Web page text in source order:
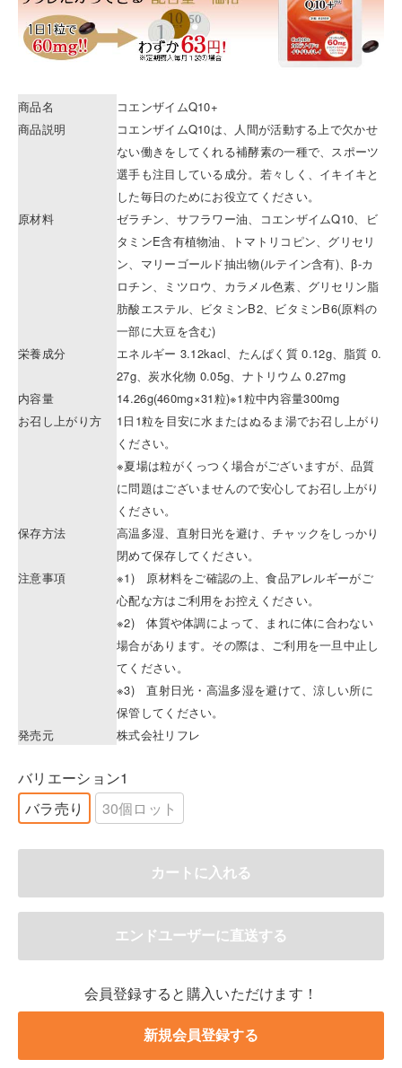
商品名
コエンザイムQ10+
商品説明
コエンザイムQ10は、人間が活動する上で欠かせ
ない働きをしてくれる補酵素の一種で、スポーツ
選手も注目している成分。若々しく、イキイキと
した毎日のためにお役立てください。
原材料
ゼラチン、サフラワー油、コエンザイムQ10、ビ
タミンE含有植物油、トマトリコピン、グリセリ
ン、マリーゴールド抽出物(ルテイン含有)、β-カ
ロチン、ミツロウ、カラメル色素、グリセリン脂
肪酸エステル、ビタミンB2、ビタミンB6(原料の
一部に大豆を含む)
栄養成分
エネルギー 3.12kacl、たんぱく質 0.12g、脂質 0.
27g、炭水化物 0.05g、ナトリウム 0.27mg
内容量
14.26g(460mg×31粒)※1粒中内容量300mg
お召し上がり方
1日1粒を目安に水またはぬるま湯でお召し上がり
ください。
※夏場は粒がくっつく場合がございますが、品質
に問題はございませんので安心してお召し上がり
ください。
保存方法
高温多湿、直射日光を避け、チャックをしっかり
閉めて保存してください。
注意事項
※1) 原材料をご確認の上、食品アレルギーがご
心配な方はご利用をお控えください。
※2) 体質や体調によって、まれに体に合わない
場合があります。その際は、ご利用を一旦中止し
てください。
※3) 直射日光・高温多湿を避けて、涼しい所に
保管してください。
発売元
株式会社リフレ
バリエーション1
バラ売り
30個ロット
会員登録すると購入いただけます！